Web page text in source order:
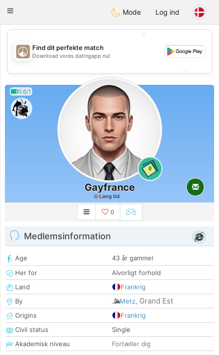
ahebik
Toggle
Mode Log ind
💖
💕
Find dit perfekte match
Download vores datingapp nu!
0.6/1
0
Gayfrance
Lang tid
0
Medlemsinformation
Age
43 år gammel
Her for
Alvorligt forhold
Land
Frankrig
By
Metz, Grand Est
Origins
Frankrig
Civil status
Single
Akademisk niveau
Fortæller dig